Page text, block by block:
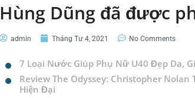
Hùng Dũng đã được
admin Tháng Tư 4, 2021 No Comments
7 Loại Nước Giúp Phụ Nữ U40 Đẹp Da,
Review The Odyssey: Christopher Nolan
Hiện Đại